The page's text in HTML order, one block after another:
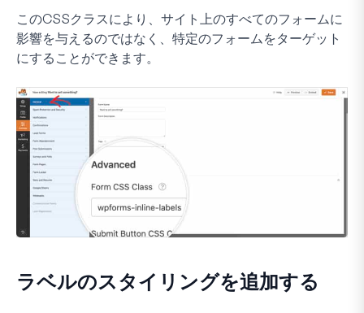
このCSSクラスにより、サイト上のすべてのフォームに
影響を与えるのではなく、特定のフォームをターゲット
にすることができます。
ラベルのスタイリングを追加する